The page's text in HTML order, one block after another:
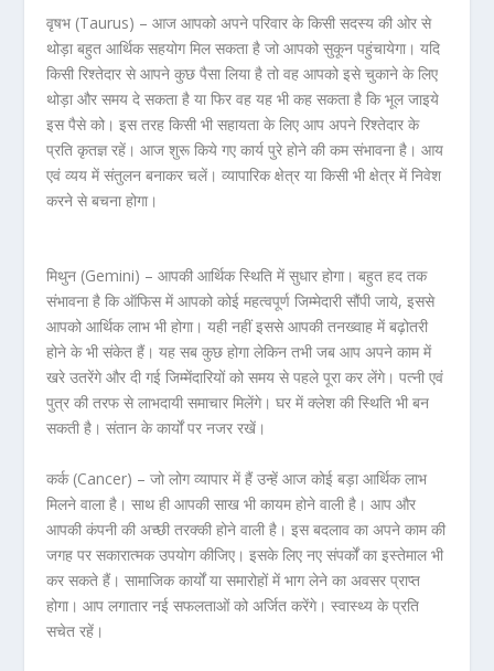
वृषभ (Taurus) – आज आपको अपने परिवार के किसी सदस्य की ओर से
थोड़ा बहुत आर्थिक सहयोग मिल सकता है जो आपको सुकून पहुंचायेगा। यदि
किसी रिश्तेदार से आपने कुछ पैसा लिया है तो वह आपको इसे चुकाने के लिए
थोड़ा और समय दे सकता है या फिर वह यह भी कह सकता है कि भूल जाइये
इस पैसे को। इस तरह किसी भी सहायता के लिए आप अपने रिश्तेदार के
प्रति कृतज्ञ रहें। आज शुरू किये गए कार्य पुरे होने की कम संभावना है। आय
एवं व्यय में संतुलन बनाकर चलें। व्यापारिक क्षेत्र या किसी भी क्षेत्र में निवेश
करने से बचना होगा।
मिथुन (Gemini) –आपकी आर्थिक स्थिति में सुधार होगा। बहुत हद तक
संभावना है कि ऑफिस में आपको कोई महत्वपूर्ण जिम्मेदारी सौंपी जाये, इससे
आपको आर्थिक लाभ भी होगा। यही नहीं इससे आपकी तनख्वाह में बढ़ोतरी
होने के भी संकेत हैं। यह सब कुछ होगा लेकिन तभी जब आप अपने काम में
खरे उतरेंगे और दी गई जिम्मेंदारियों को समय से पहले पूरा कर लेंगे। पत्नी एवं
पुत्र की तरफ से लाभदायी समाचार मिलेंगे। घर में क्लेश की स्थिति भी बन
सकती है। संतान के कार्यों पर नजर रखें।
कर्क (Cancer) – जो लोग व्यापार में हैं उन्हें आज कोई बड़ा आर्थिक लाभ
मिलने वाला है। साथ ही आपकी साख भी कायम होने वाली है। आप और
आपकी कंपनी की अच्छी तरक्की होने वाली है। इस बदलाव का अपने काम की
जगह पर सकारात्मक उपयोग कीजिए। इसके लिए नए संपर्कों का इस्तेमाल भी
कर सकते हैं। सामाजिक कार्यों या समारोहों में भाग लेने का अवसर प्राप्त
होगा। आप लगातार नई सफलताओं को अर्जित करेंगे। स्‍वास्‍थ्‍य के प्रति
सचेत रहें।